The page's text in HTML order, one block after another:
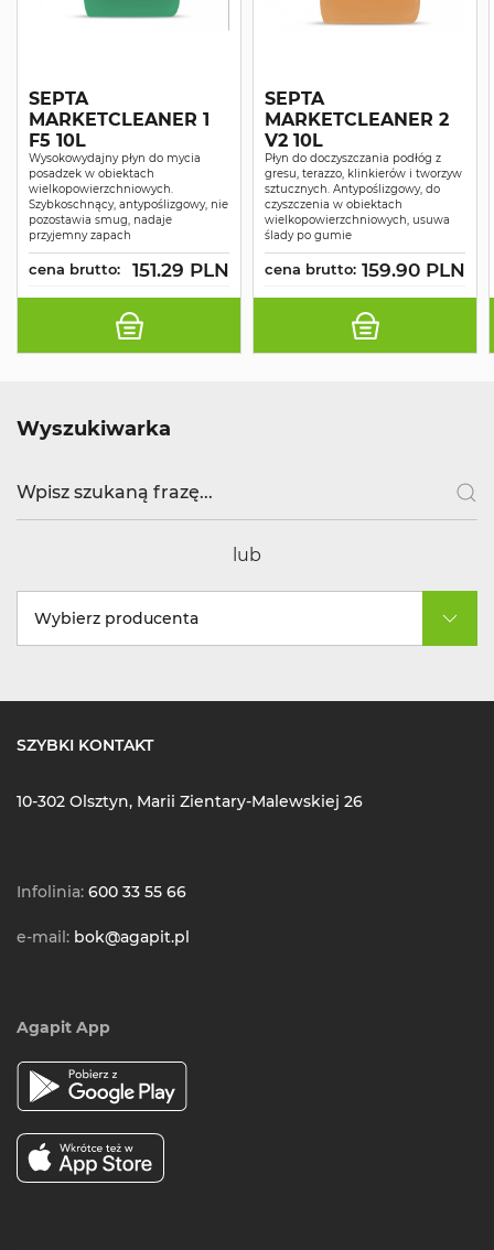
SEPTA
MARKETCLEANER 1
F5 10L
Wysokowydajny płyn do mycia
posadzek w obiektach
wielkopowierzchniowych.
Szybkoschnący, antypoślizgowy, nie
pozostawia smug, nadaje
przyjemny zapach
cena brutto: 151.29 PLN
SEPTA
MARKETCLEANER 2
V2 10L
Płyn do doczyszczania podłóg z
gresu, terazzo, klinkierów i tworzyw
sztucznych. Antypoślizgowy, do
czyszczenia w obiektach
wielkopowierzchniowych, usuwa
ślady po gumie
cena brutto: 159.90 PLN
Wyszukiwarka
lub
Wybierz producenta
SZYBKI KONTAKT
10-302 Olsztyn, Marii Zientary-Malewskiej 26
Infolinia: 600 33 55 66
e-mail: bok@agapit.pl
Agapit App